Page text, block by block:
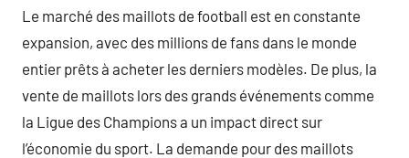
Le marché des maillots de football est en constante
expansion, avec des millions de fans dans le monde
entier prêts à acheter les derniers modèles. De plus, la
vente de maillots lors des grands événements comme
la Ligue des Champions a un impact direct sur
l’économie du sport. La demande pour des maillots